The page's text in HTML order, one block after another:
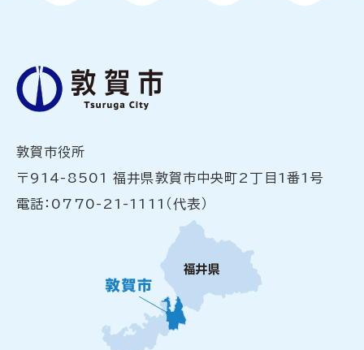
敦賀市役所
〒914-8501 福井県敦賀市中央町2丁目1番1号
電話：0770-21-1111（代表）